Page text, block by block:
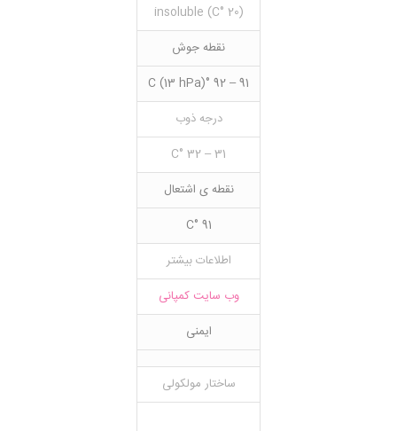
(20 °C) insoluble
نقطه جوش
91 – 92 °C (13 hPa)
درجه ذوب
31 – 32 °C
نقطه ی اشتعال
91 °C
اطلاعات بیشتر
وب سایت کمپانی
ایمنی
ساختار مولکولی